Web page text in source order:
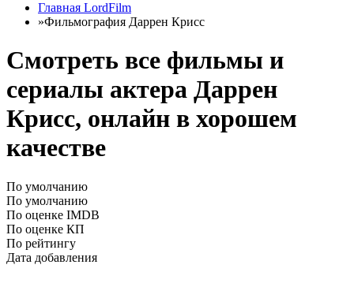
Главная LordFilm
»Фильмография Даррен Крисс
Смотреть все фильмы и
сериалы актера Даррен
Крисс, онлайн в хорошем
качестве
По умолчанию
По умолчанию
По оценке IMDB
По оценке КП
По рейтингу
Дата добавления